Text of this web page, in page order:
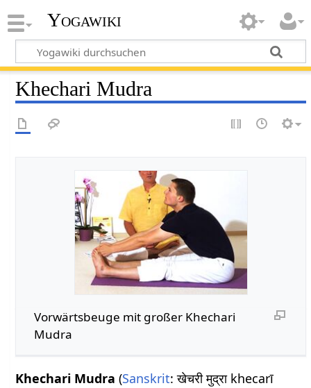
Yogawiki
Khechari Mudra
Vorwärtsbeuge mit großer Khechari
Mudra
Khechari Mudra (Sanskrit: खेचरी मुद्रा khecarī